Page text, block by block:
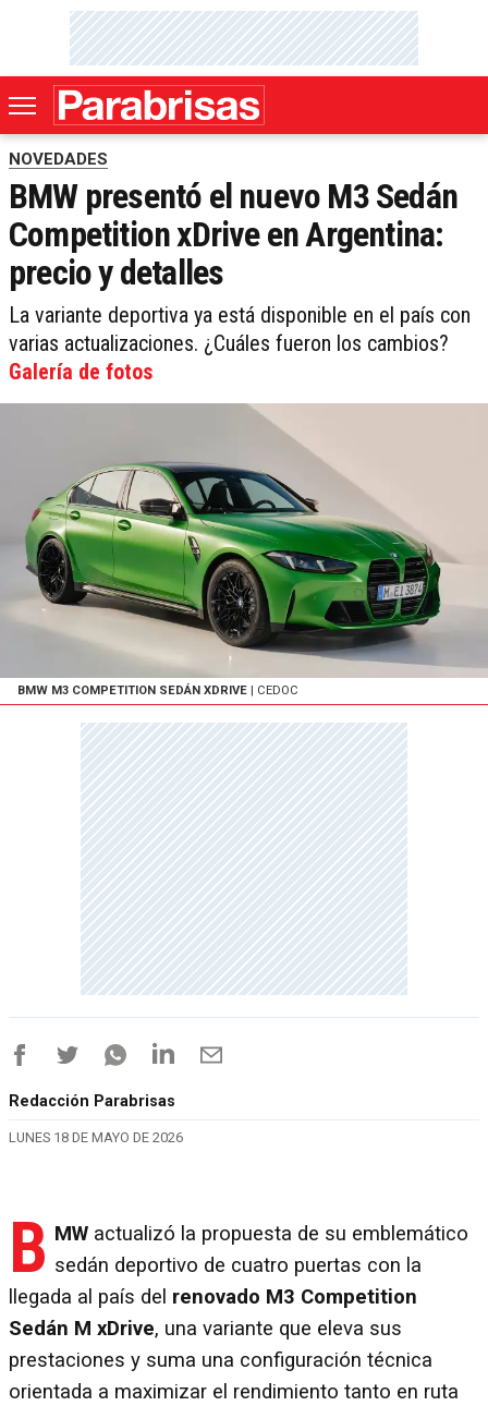
NOVEDADES
BMW presentó el nuevo M3 Sedán
Competition xDrive en Argentina:
precio y detalles
La variante deportiva ya está disponible en el país con
varias actualizaciones. ¿Cuáles fueron los cambios?
Galería de fotos
BMW M3 COMPETITION SEDÁN XDRIVE | CEDOC
Redacción Parabrisas
LUNES 18 DE MAYO DE 2026
B MW actualizó la propuesta de su emblemático
sedán deportivo de cuatro puertas con la
llegada al país del renovado M3 Competition
Sedán M xDrive, una variante que eleva sus
prestaciones y suma una configuración técnica
orientada a maximizar el rendimiento tanto en ruta